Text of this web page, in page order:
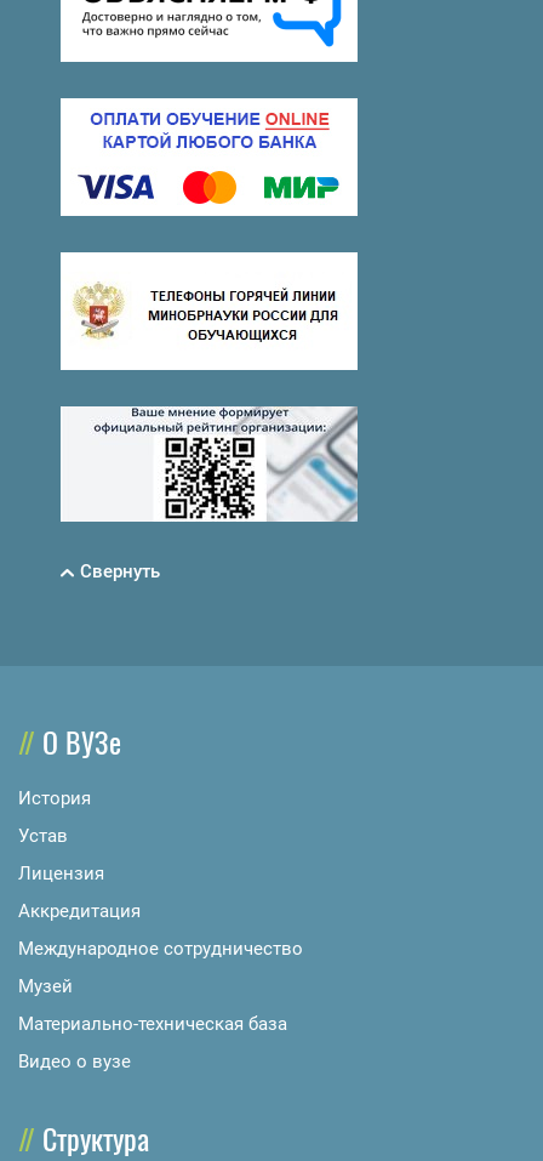
Свернуть
О ВУЗе
История
Устав
Лицензия
Аккредитация
Международное сотрудничество
Музей
Материально-техническая база
Видео о вузе
Структура